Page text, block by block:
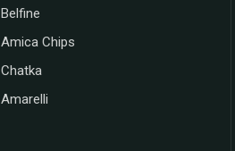
Belfine
Amica Chips
Chatka
Amarelli